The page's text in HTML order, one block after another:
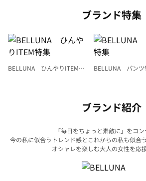
ブランド特集
BELLUNA ひんやりITEM特
BELLUNA パンツ
ブランド紹介
「毎日をちょっと素敵に」をコ
今の私に似合うトレンド感とこれからの私も似合
オシャレを楽しむ大人の女性を応